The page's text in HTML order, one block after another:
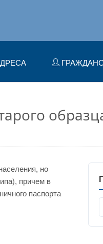
но
причем в
паспорта